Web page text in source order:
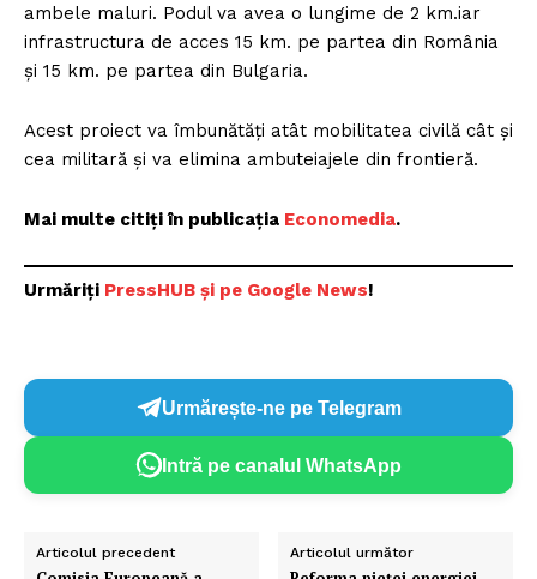
ambele maluri. Podul va avea o lungime de 2 km.iar
infrastructura de acces 15 km. pe partea din România
și 15 km. pe partea din Bulgaria.
Acest proiect va îmbunătăți atât mobilitatea civilă cât și
cea militară și va elimina ambuteiajele din frontieră.
Mai multe citiți în publicația Economedia.
Urmăriți PressHUB și pe Google News!
Urmărește-ne pe Telegram
Intră pe canalul WhatsApp
Articolul precedent Articolul următor